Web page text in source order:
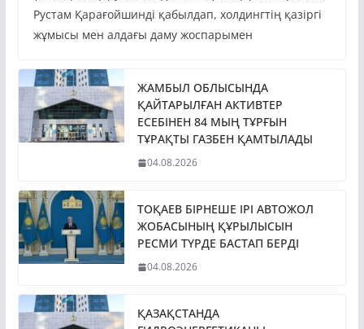
Рустам Қарағойшинді қабылдап, холдингтің қазіргі
жұмысы мен алдағы даму жоспарымен
ЖАМБЫЛ ОБЛЫСЫНДА
ҚАЙТАРЫЛҒАН АКТИВТЕР
ЕСЕБІНЕН 84 МЫҢ ТҰРҒЫН
ТҰРАҚТЫ ГАЗБЕН ҚАМТЫЛАДЫ
04.08.2026
ТОҚАЕВ БІРНЕШЕ ІРІ АВТОЖОЛ
ЖОБАСЫНЫҢ ҚҰРЫЛЫСЫН
РЕСМИ ТҮРДЕ БАСТАП БЕРДІ
04.08.2026
ҚАЗАҚСТАНДА